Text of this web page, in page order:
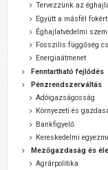
Tervezzünk az
Együtt a másfél fokért
Éghajlatvédelmi
Fosszilis függőség
Energiaátmenet
Fenntartható fejlődés
Pénzrendszerváltás
Adóigazságosság
Környezeti és
Bankfigyelő
Kereskedelmi
Mezőgazdaság és
Agrárpolitika